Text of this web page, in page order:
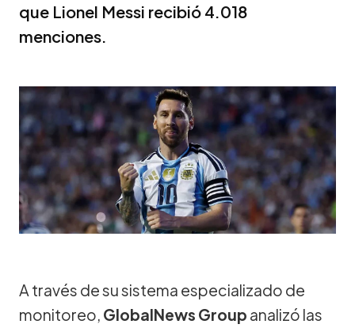
que Lionel Messi recibió 4.018
menciones.
A través de su sistema especializado de
monitoreo, GlobalNews Group analizó las